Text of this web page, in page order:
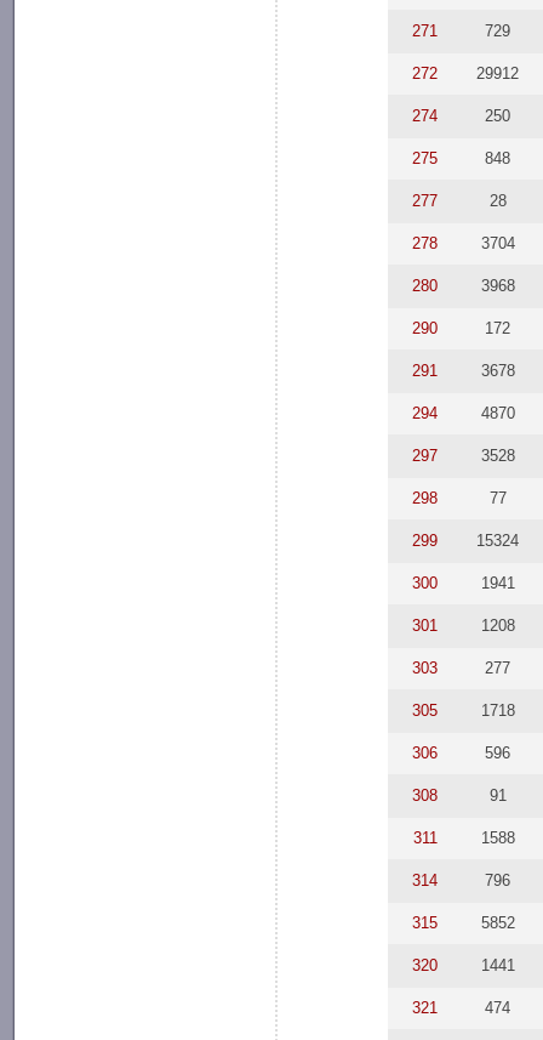
271 729
272 29912
274 250
275 848
277 28
278 3704
280 3968
290 172
291 3678
294 4870
297 3528
298 77
299 15324
300 1941
301 1208
303 277
305 1718
306 596
308 91
311 1588
314 796
315 5852
320 1441
321 474